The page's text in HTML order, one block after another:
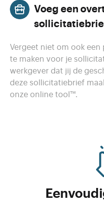
Voeg een
Vergeet niet om ook
te maken voor je
werkgever dat jij de
deze sollicitatiebrief
onze online tool™.